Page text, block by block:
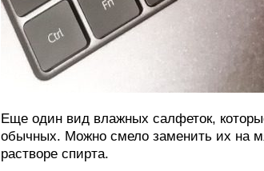
Еще один вид влажных салфеток,
обычных. Можно смело заменить их на
растворе спирта.